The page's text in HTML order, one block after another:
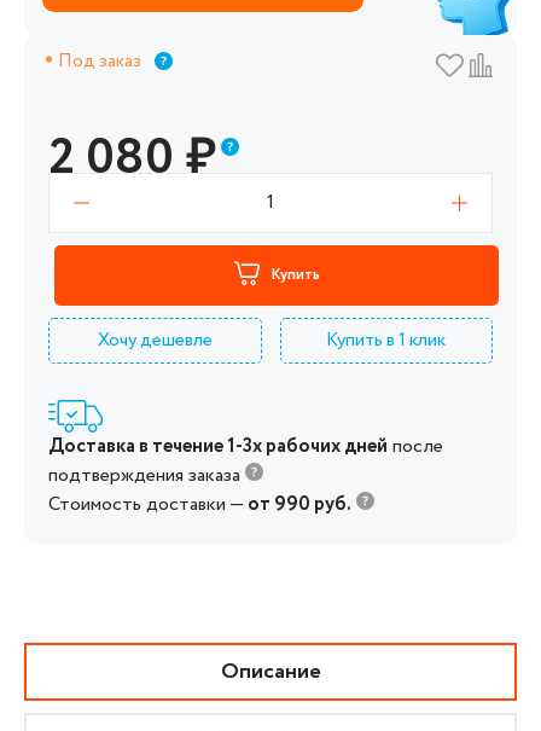
Под заказ
2 080₽
1
Купить
Хочу дешевле Купить в 1 клик
Доставка в течение 1-3х рабочих дней после
подтверждения заказа
Стоимость доставки — от 990 руб.
Описание